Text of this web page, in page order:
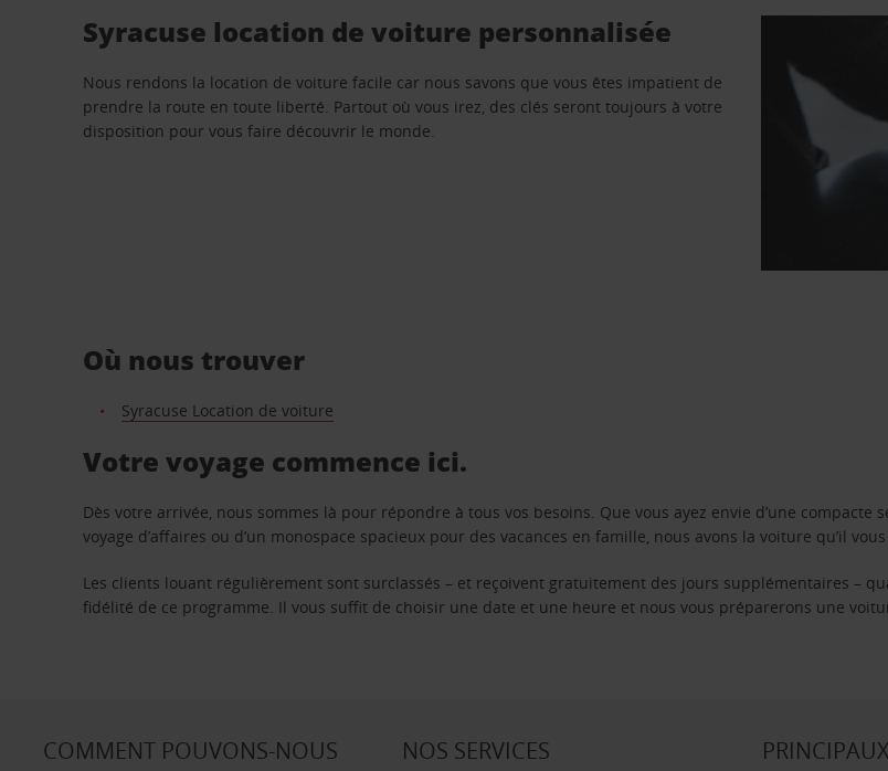
Syracuse location de voiture personnalisée
Nous rendons la location de voiture facile car nous savons que vous êtes impatient de
prendre la route en toute liberté. Partout où vous irez, des clés seront toujours à votre
disposition pour vous faire découvrir le monde.
Où nous trouver
Syracuse Location de voiture
Votre voyage commence ici.
Dès votre arrivée, nous sommes là pour répondre à tous vos besoins. Que vous ayez envie d’une
voyage d’affaires ou d’un monospace spacieux pour des vacances en famille, nous avons la voiture qu’il
Les clients louant régulièrement sont surclassés – et reçoivent gratuitement des jours supplémentaires –
fidélité de ce programme. Il vous suffit de choisir une date et une heure et nous vous préparerons une
COMMENT POUVONS-NOUS
NOS SERVICES